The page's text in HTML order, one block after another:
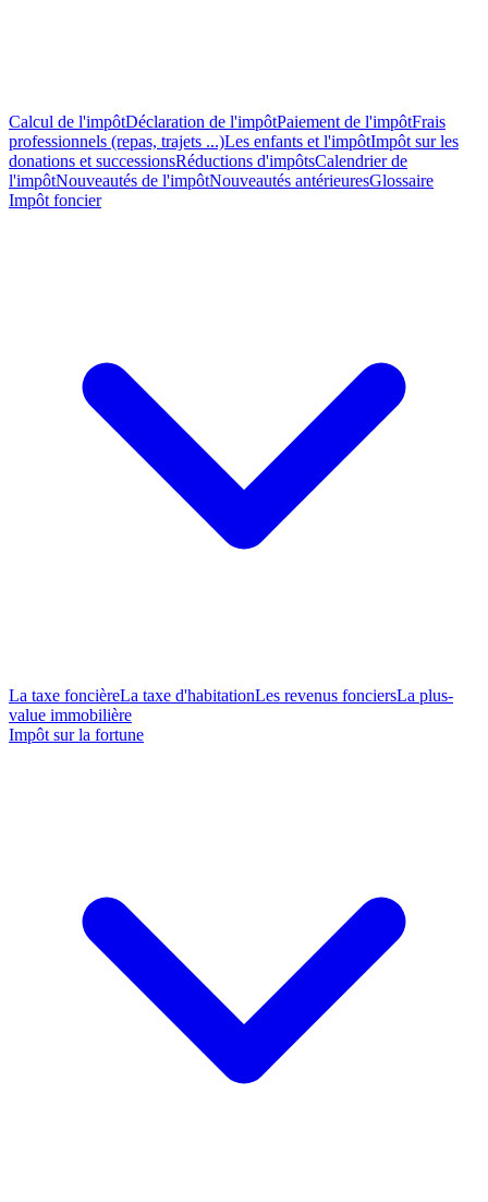
Calcul de l'impôtDéclaration de l'impôtPaiement de l'impôtFrais
professionnels (repas, trajets ...)Les enfants et l'impôtImpôt sur les
donations et successionsRéductions d'impôtsCalendrier de
l'impôtNouveautés de l'impôtNouveautés antérieuresGlossaire
Impôt foncier
La taxe foncièreLa taxe d'habitationLes revenus fonciersLa plus-
value immobilière
Impôt sur la fortune